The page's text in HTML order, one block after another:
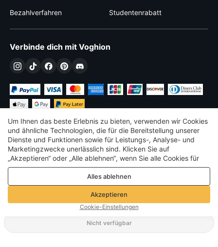
Nicht verfügbar
Bezahlverfahren Studentenrabatt
Verbinde dich mit Voghion
€ EUR Germany
©2026 Voghion
Terms & amp; Bedingungen
Datenschutz- und Cookie-Richtlinie
Community-Richtlinien
Um Ihnen das beste Erlebnis zu bieten, verwenden wir Cookies
und ähnliche Technologien, die für die Bereitstellung unserer
Dienste und Funktionen sowie für Leistungs-, Analyse- und
Marketingzwecke unerlässlich sind. Klicken Sie auf
„Akzeptieren“ oder „Alle ablehnen“, wenn Sie alle Cookies für
Leistungs-, Analyse- und Marketingzwecke zulassen oder
ablehnen möchten. Weitere Informationen finden Sie in unserer
Datenschutz- und Cookie-Richtlinie
Alles ablehnen
Akzeptieren
Cookie-Einstellungen